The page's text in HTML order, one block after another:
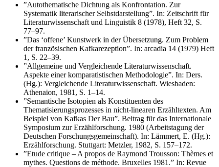
”Autothematische Dichtung als Konfrontation. Zur
Systematik literarischer Selbstdarstellung”. In: Zeitschrift für
Literaturwissenschaft und Linguistik 8 (1978), Heft 32, S.
77–97.
”Das ‘offene’ Kunstwerk in der Übersetzung. Zum Problem
der französischen Kafkarezeption”. In: arcadia 14 (1979) Heft
1, S. 22–39.
”Allgemeine und Vergleichende Literaturwissenschaft.
Aspekte einer komparatistischen Methodologie”. In: Ders.
(Hg.): Vergleichende Literaturwissenschaft. Wiesbaden:
Athenaion, 1981, S. 1–14.
”Semantische Isotopien als Konstituenten des
Thematisierungsprozesses in nicht-linearen Erzähltexten. Am
Beispiel von Kafkas Der Bau”. Beitrag für das Internationale
Symposium zur Erzählforschung. 1980 (Arbeitstagung der
Deutschen Forschungsgemeinschaft). In: Lämmert, E. (Hg.):
Erzählforschung. Stuttgart: Metzler, 1982, S. 157–172.
”Etude critique – A propos de Raymond Trousson: Thèmes et
mythes. Questions de méthode. Bruxelles 1981.” In: Revue